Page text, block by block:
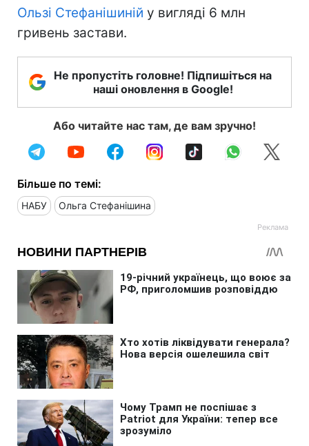
Ользі Стефанішиній у вигляді 6 млн
гривень застави.
Не пропустіть головне! Підпишіться на
наші оновлення в Google!
Або читайте нас там, де вам зручно!
Більше по темі:
НАБУ Ольга Стефанішина